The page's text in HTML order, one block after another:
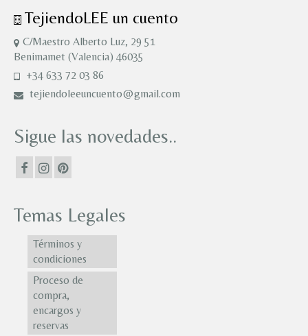
TejiendoLEE un cuento
C/Maestro Alberto Luz, 29 51
Benimamet (Valencia) 46035
+34 633 72 03 86
tejiendoleeuncuento@gmail.com
Sigue las novedades..
Temas Legales
Términos y
condiciones
Proceso de
compra,
encargos y
reservas